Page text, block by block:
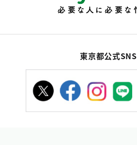
東京都公式SNS